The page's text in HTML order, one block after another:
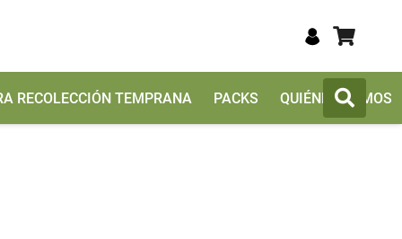
RECOLECCIÓN TEMPRANA PACKS QUIÉNES SOMOS